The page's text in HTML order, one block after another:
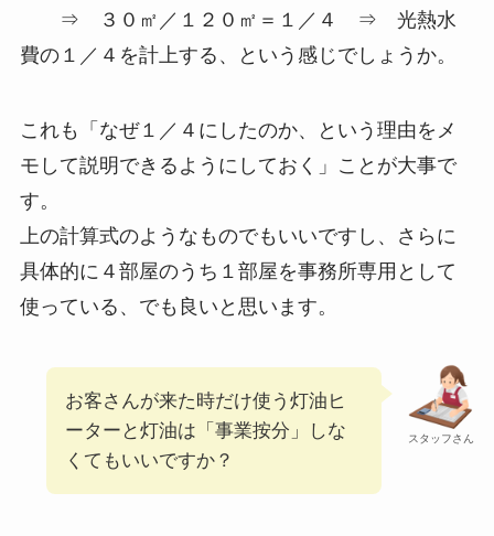
⇒ ３０㎡／１２０㎡＝１／４ ⇒ 光熱水
費の１／４を計上する、という感じでしょうか。
これも「なぜ１／４にしたのか、という理由をメ
モして説明できるようにしておく」ことが大事で
す。
上の計算式のようなものでもいいですし、さらに
具体的に４部屋のうち１部屋を事務所専用として
使っている、でも良いと思います。
スタッフさん
お客さんが来た時だけ使う灯油ヒ
ーターと灯油は「事業按分」しな
くてもいいですか？